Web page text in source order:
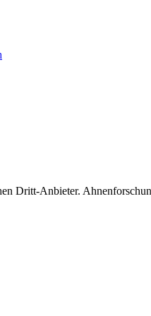
Dritt-Anbieter.